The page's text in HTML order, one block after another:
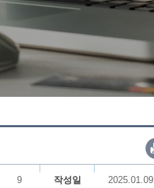
9 작성일 2025.01.09